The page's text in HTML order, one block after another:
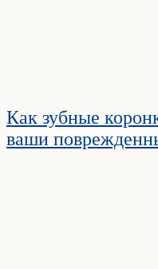
Как зубные
ваши